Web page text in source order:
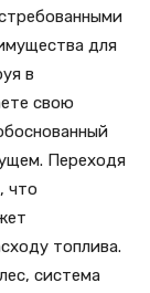
для
в
свою
Переходя
что
топлива.
система